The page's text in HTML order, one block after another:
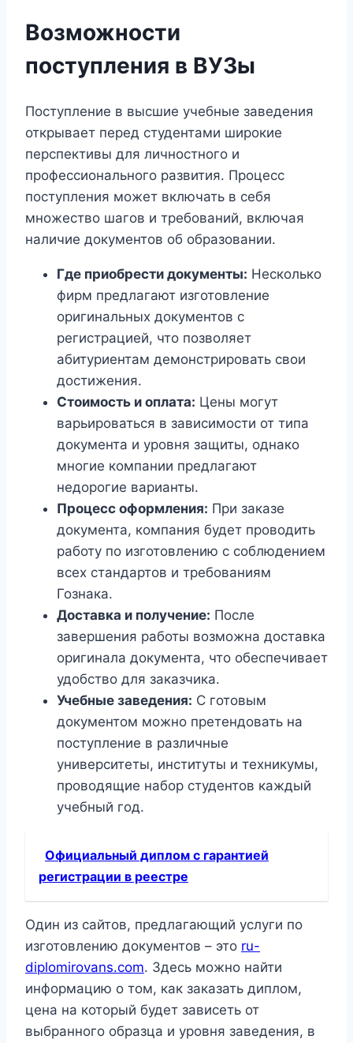
Возможности
поступления в ВУЗы
Поступление в высшие учебные заведения
открывает перед студентами широкие
перспективы для личностного и
профессионального развития. Процесс
поступления может включать в себя
множество шагов и требований, включая
наличие документов об образовании.
Где приобрести документы: Несколько
фирм предлагают изготовление
оригинальных документов с
регистрацией, что позволяет
абитуриентам демонстрировать свои
достижения.
Стоимость и оплата: Цены могут
варьироваться в зависимости от типа
документа и уровня защиты, однако
многие компании предлагают
недорогие варианты.
Процесс оформления: При заказе
документа, компания будет проводить
работу по изготовлению с соблюдением
всех стандартов и требованиям
Гознака.
Доставка и получение: После
завершения работы возможна доставка
оригинала документа, что обеспечивает
удобство для заказчика.
Учебные заведения: С готовым
документом можно претендовать на
поступление в различные
университеты, институты и техникумы,
проводящие набор студентов каждый
учебный год.
Официальный диплом с гарантией
регистрации в реестре
Один из сайтов, предлагающий услуги по
изготовлению документов – это ru-
diplomirovans.com. Здесь можно найти
информацию о том, как заказать диплом,
цена на который будет зависеть от
выбранного образца и уровня заведения, в